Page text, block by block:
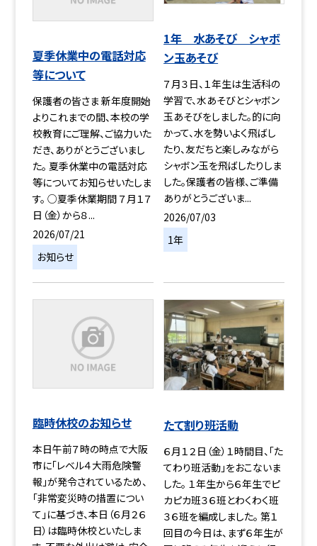
夏季休業中の電話対応
等について
保護者の皆さま 新年度開始
よりこれまでの間、本校の学
校教育にご理解、ご協力いた
だき、ありがとうございまし
た。 夏季休業中の電話対応
等についてお知らせいたしま
す。 ○夏季休業期間 ７月１７
日（金）から８...
2026/07/21
お知らせ
1年 水あそび シャボ
ン玉あそび
７月３日、１年生は生活科の
学習で、水あそびとシャボン
玉あそびをしました。的に向
かって、水を勢いよく飛ばし
たり、友だちと楽しみながら
シャボン玉を飛ばしたりしま
した。保護者の皆様、ご準備
ありがとうございま...
2026/07/03
1年
臨時休校のお知らせ
本日午前７時の時点で大阪
市に「レベル４大雨危険警
報」が発令されているため、
「非常変災時の措置につい
て」に基づき、本日（６月２６
日）は臨時休校といたしま
たて割り班活動
６月１２日（金）１時間目、「た
てわり班活動」をおこないま
した。 １年生から６年生でピ
カピカ班３６班とわくわく班
３６班を編成しました。 第１
回目の今日は、まず６年生が